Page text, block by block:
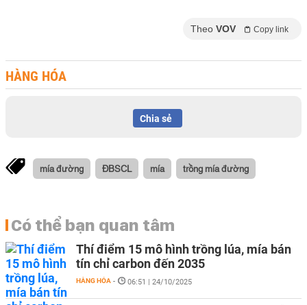
Theo VOV Copy link
HÀNG HÓA
Chia sẻ
mía đường ĐBSCL mía trồng mía đường
Có thể bạn quan tâm
Thí điểm 15 mô hình trồng lúa, mía bán
tín chỉ carbon đến 2035
HÀNG HÓA - 06:51 | 24/10/2025